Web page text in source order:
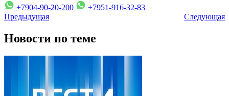
+7904-90-20-200
+7951-916-32-83
Предыдущая
Следующая
Новости по теме